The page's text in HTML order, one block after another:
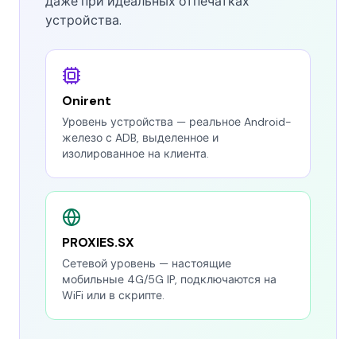
устройства.
Onirent
Уровень устройства — реальное Android-
железо с ADB, выделенное и
изолированное на клиента.
PROXIES.SX
Сетевой уровень — настоящие
мобильные 4G/5G IP, подключаются на
WiFi или в скрипте.